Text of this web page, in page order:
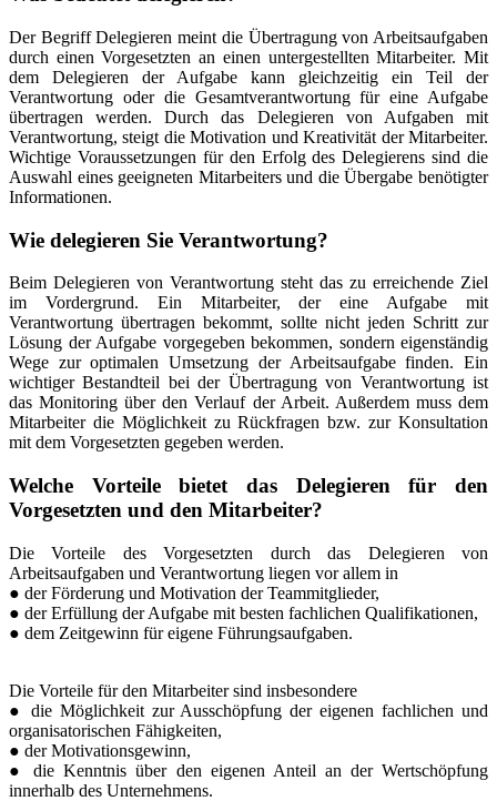
Der Begriff Delegieren meint die Übertragung von Arbeitsaufgaben
durch einen Vorgesetzten an einen untergestellten Mitarbeiter. Mit
dem Delegieren der Aufgabe kann gleichzeitig ein Teil der
Verantwortung oder die Gesamtverantwortung für eine Aufgabe
übertragen werden. Durch das Delegieren von Aufgaben mit
Verantwortung, steigt die Motivation und Kreativität der Mitarbeiter.
Wichtige Voraussetzungen für den Erfolg des Delegierens sind die
Auswahl eines geeigneten Mitarbeiters und die Übergabe benötigter
Informationen.
Wie delegieren Sie Verantwortung?
Beim Delegieren von Verantwortung steht das zu erreichende Ziel
im Vordergrund. Ein Mitarbeiter, der eine Aufgabe mit
Verantwortung übertragen bekommt, sollte nicht jeden Schritt zur
Lösung der Aufgabe vorgegeben bekommen, sondern eigenständig
Wege zur optimalen Umsetzung der Arbeitsaufgabe finden. Ein
wichtiger Bestandteil bei der Übertragung von Verantwortung ist
das Monitoring über den Verlauf der Arbeit. Außerdem muss dem
Mitarbeiter die Möglichkeit zu Rückfragen bzw. zur Konsultation
mit dem Vorgesetzten gegeben werden.
Welche Vorteile bietet das Delegieren für den
Vorgesetzten und den Mitarbeiter?
Die Vorteile des Vorgesetzten durch das Delegieren von
Arbeitsaufgaben und Verantwortung liegen vor allem in
● der Förderung und Motivation der Teammitglieder,
● der Erfüllung der Aufgabe mit besten fachlichen Qualifikationen,
● dem Zeitgewinn für eigene Führungsaufgaben.
Die Vorteile für den Mitarbeiter sind insbesondere
● die Möglichkeit zur Ausschöpfung der eigenen fachlichen und
organisatorischen Fähigkeiten,
● der Motivationsgewinn,
● die Kenntnis über den eigenen Anteil an der Wertschöpfung
innerhalb des Unternehmens.